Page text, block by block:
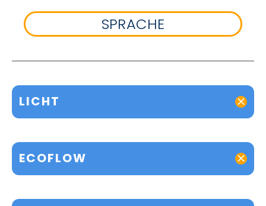
SPRACHE
LICHT
ECOFLOW